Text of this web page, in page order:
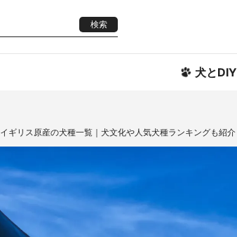
検索
犬とDIY
イギリス原産の犬種一覧｜犬文化や人気犬種ランキングも紹介